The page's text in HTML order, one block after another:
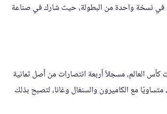
في نسخة واحدة من البطولة، حيث شارك في صناعة
العالم، مسجلاً أربعة انتصارات من أصل ثمانية
مع الكاميرون والسنغال وغانا، لتصبح بذلك